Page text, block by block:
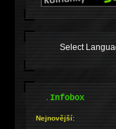
Select
.Infobox
Nejnovější: